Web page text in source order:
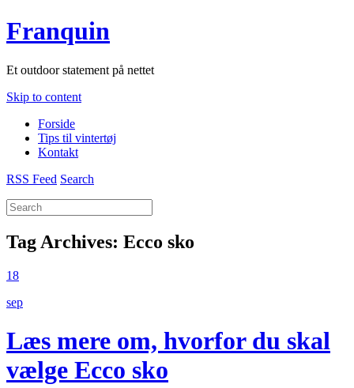
Franquin
Et outdoor statement på nettet
Skip to content
Forside
Tips til vintertøj
Kontakt
RSS Feed Search
Tag Archives: Ecco sko
18
sep
Læs mere om, hvorfor du skal
vælge Ecco sko